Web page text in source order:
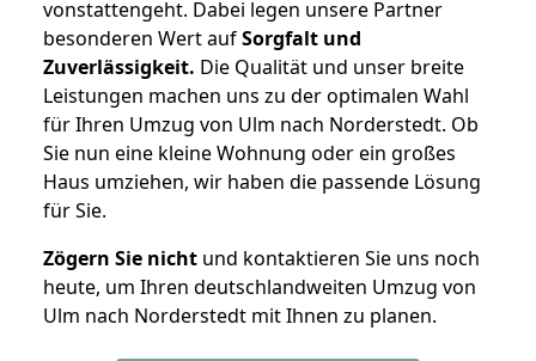
vonstattengeht. Dabei legen unsere Partner
besonderen Wert aufSorgfalt und
Zuverlässigkeit. Die Qualität und unser breite
Leistungen machen uns zu der optimalen Wahl
für Ihren Umzug von Ulm nach Norderstedt. Ob
Sie nun eine kleine Wohnung oder ein großes
Haus umziehen, wir haben die passende Lösung
für Sie.
Zögern Sie nicht und kontaktieren Sie uns noch
heute, um Ihren deutschlandweiten Umzug von
Ulm nach Norderstedt mit Ihnen zu planen.